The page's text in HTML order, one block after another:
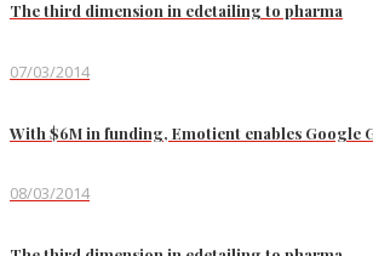
The third dimension in edetailing to pharma
07/03/2014
With $6M in funding, Emotient enables Google
08/03/2014